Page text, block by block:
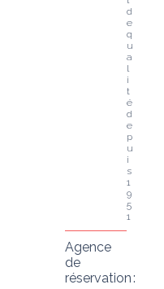
d
e
q
u
a
l
i
t
é
d
e
p
u
i
s
1
9
5
1
Agence
de
réservation :